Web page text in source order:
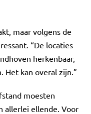
maar volgens de
“De locaties
herkenbaar,
Het kan overal zijn.”
moesten
allerlei ellende. Voor